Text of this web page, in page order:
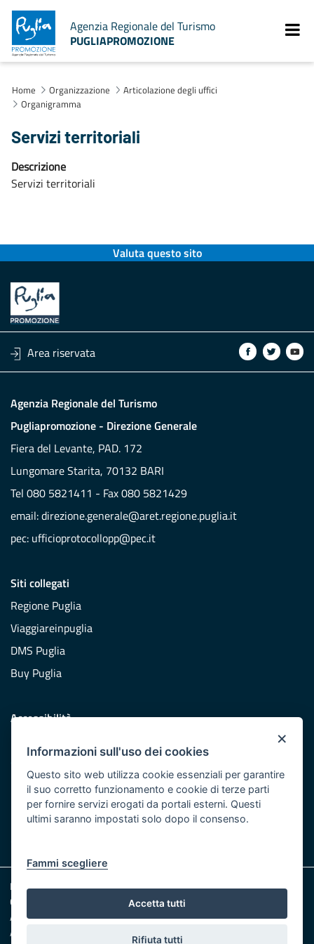
×
Informazioni sull'uso dei cookies
Questo sito web utilizza cookie essenziali per garantire
il suo corretto funzionamento e cookie di terze parti
per fornire servizi erogati da portali esterni. Questi
ultimi saranno impostati solo dopo il consenso.
Fammi scegliere
Accetta tutti
Rifiuta tutti
Agenzia Regionale del Turismo
PUGLIAPROMOZIONE
Home Organizzazione
Articolazione degli uffici
Organigramma
Servizi territoriali
Descrizione
Servizi territoriali
Valuta questo sito
Area riservata
Agenzia Regionale del Turismo
Pugliapromozione - Direzione Generale
Fiera del Levante, PAD. 172
Lungomare Starita, 70132 BARI
Tel 080 5821411 - Fax 080 5821429
email:direzione.generale@aret.regione.puglia.it
pec: ufficioprotocollopp@pec.it
Siti collegati
Regione Puglia
Viaggiareinpuglia
DMS Puglia
Buy Puglia
Accessibilità
Redazione
Responsabili pubblicazione
Note legali
Cookie e Privacy
Amministrazione trasparente
Albo pretorio